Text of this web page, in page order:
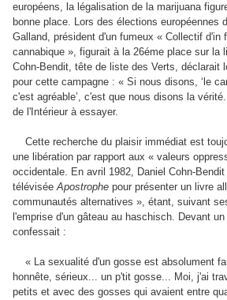
européens, la légalisation de la marijuana
bonne place. Lors des élections européennes
Galland, président d'un fumeux « Collectif d'in
cannabique », figurait à la 26éme place sur la
Cohn-Bendit, tête de liste des Verts, déclarait
pour cette campagne : « Si nous disons, ‘le
c'est agréable’, c'est que nous disons la
de l'Intérieur à essayer.
Cette recherche du plaisir immédiat est
une libération par rapport aux « valeurs
occidentale. En avril 1982, Daniel Cohn-
téléviséeApostrophe pour présenter un livre
communautés alternatives », étant, suivant
l'emprise d'un gâteau au haschisch. Devant
confessait :
« La sexualité d'un gosse est absolument
honnête, sérieux... un p'tit gosse... Moi, j'ai
petits et avec des gosses qui avaient entre